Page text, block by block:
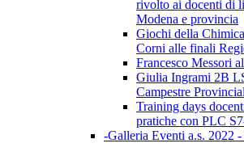
rivolto ai docenti di
Modena e provincia
Giochi della
Corni alle finali
Francesco Messori
Giulia Ingrami 2B
Campestre
Training days
pratiche con PLC
-Galleria Eventi a.s. 2022